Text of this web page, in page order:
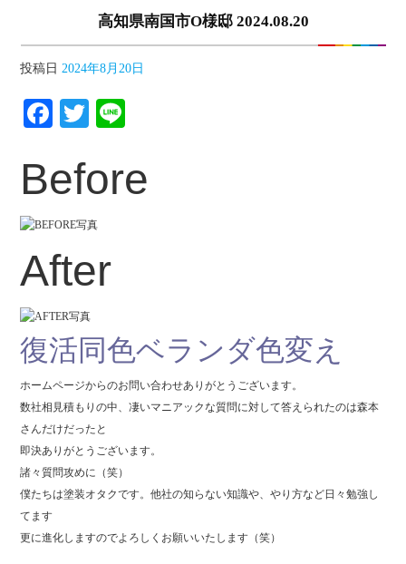
高知県南国市O様邸 2024.08.20
投稿日 2024年8月20日
Facebook
Twitter
Before
After
復活同色ベランダ色変え
ホームページからのお問い合わせありがとうございます。
数社相見積もりの中、凄いマニアックな質問に対して答えられたのは森本
さんだけだったと
即決ありがとうございます。
諸々質問攻めに（笑）
僕たちは塗装オタクです。他社の知らない知識や、やり方など日々勉強し
てます
更に進化しますのでよろしくお願いいたします（笑）